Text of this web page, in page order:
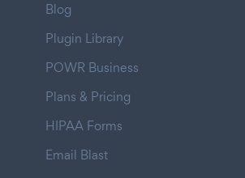
Blog
Plugin Library
POWR Business
Plans & Pricing
HIPAA Forms
Email Blast